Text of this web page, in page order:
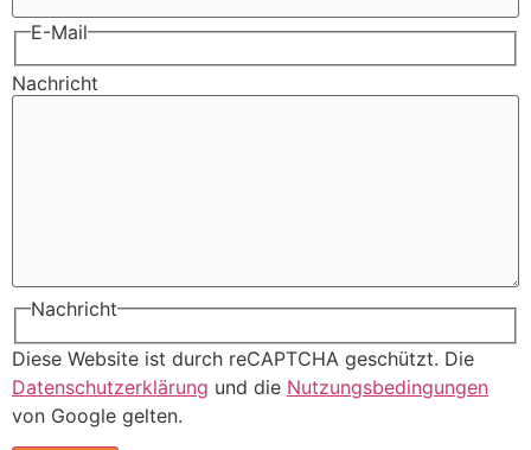
E-Mail
Nachricht
Nachricht
Diese Website ist durch reCAPTCHA geschützt. Die
Datenschutzerklärung und die Nutzungsbedingungen
von Google gelten.